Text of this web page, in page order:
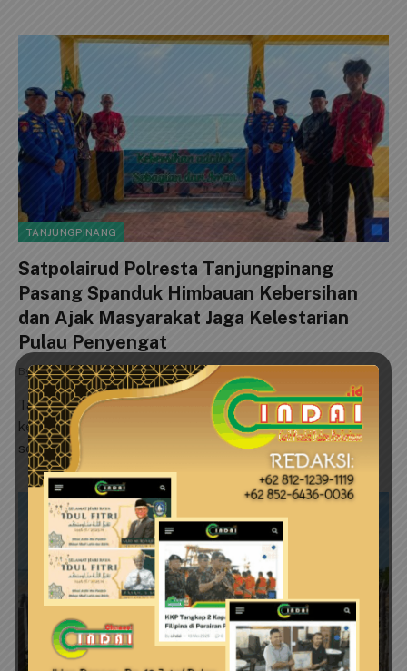
TANJUNGPINANG
Satpolairud Polresta Tanjungpinang
Pasang Spanduk Himbauan Kebersihan
dan Ajak Masyarakat Jaga Kelestarian
Pulau Penyengat
By cindai 6 Agustus 2026 0
Tanjungpinang (Cindai.id) _ Dalam upaya meningkatkan
kepedulian masyarakat terhadap kebersihan lingkungan
sekaligus memperkuat kemitraan dengan…